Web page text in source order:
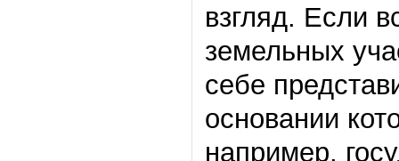
взгляд. Если
земельных
себе
основании
например,